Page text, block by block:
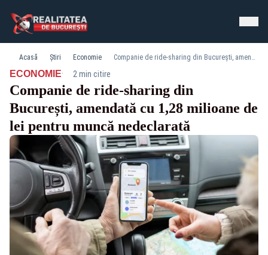
Acasă Știri Economie Companie de ride-sharing din București, amendată cu 1,28 milioane de lei pentru muncă nedeclarată
ECONOMIE· 2 min citire
Companie de ride-sharing din
București, amendată cu 1,28 milioane de
lei pentru muncă nedeclarată